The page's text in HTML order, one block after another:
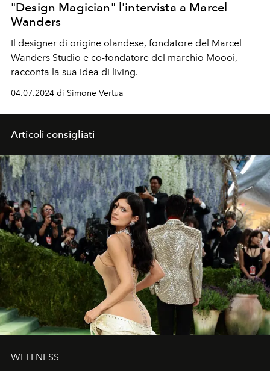
"Design Magician" l'intervista a Marcel
Wanders
Il designer di origine olandese, fondatore del Marcel
Wanders Studio e co-fondatore del marchio Moooi,
racconta la sua idea di living.
04.07.2024 di Simone Vertua
Articoli consigliati
WELLNESS